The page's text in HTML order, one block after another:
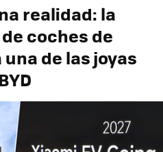
realidad: la
coches de
de las joyas